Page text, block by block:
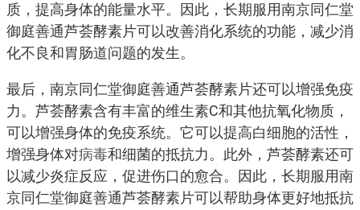
质，提高身体的能量水平。因此，长期服用南京同仁堂
御庭善通芦荟酵素片可以改善消化系统的功能，减少消
化不良和胃肠道问题的发生。
最后，南京同仁堂御庭善通芦荟酵素片还可以增强免疫
力。芦荟酵素含有丰富的维生素C和其他抗氧化物质，
可以增强身体的免疫系统。它可以提高白细胞的活性，
增强身体对病毒和细菌的抵抗力。此外，芦荟酵素还可
以减少炎症反应，促进伤口的愈合。因此，长期服用南
京同仁堂御庭善通芦荟酵素片可以帮助身体更好地抵抗